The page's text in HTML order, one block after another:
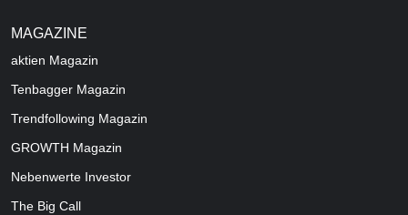
MAGAZINE
aktien Magazin
Tenbagger Magazin
Trendfollowing Magazin
GROWTH Magazin
Nebenwerte Investor
The Big Call